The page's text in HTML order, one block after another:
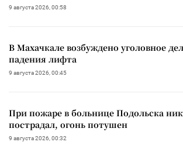
9 августа 2026, 00:58
В Махачкале возбуждено уголовное
падения лифта
9 августа 2026, 00:45
При пожаре в больнице Подольска
пострадал, огонь потушен
9 августа 2026, 00:32